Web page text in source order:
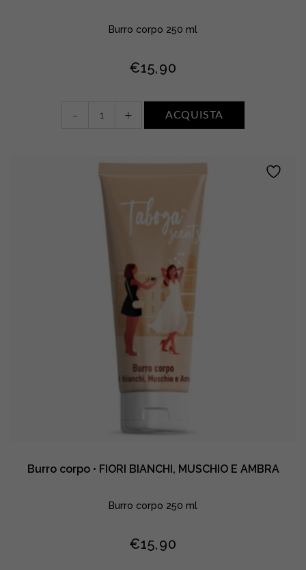
Burro corpo 250 ml
€15,90
PISTACCHIO
- + ACQUISTA
Burro corpo • FIORI BIANCHI, MUSCHIO E AMBRA
Burro corpo 250 ml
€15,90